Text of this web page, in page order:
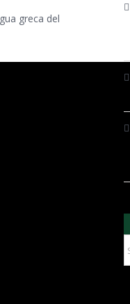
greca del